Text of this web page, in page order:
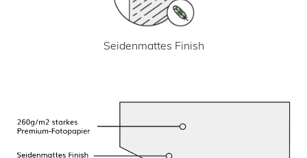
Seidenmattes Finish